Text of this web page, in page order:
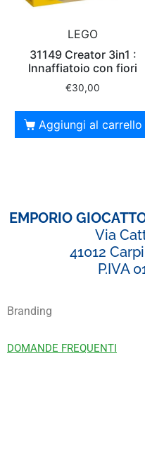
LEGO
31149 Creator 3in1 :
Innaffiatoio con fiori
€30,00
Aggiungi al carrello
EMPORIO
Via
41012
P.IVA
Branding
DOMANDE FREQUENTI